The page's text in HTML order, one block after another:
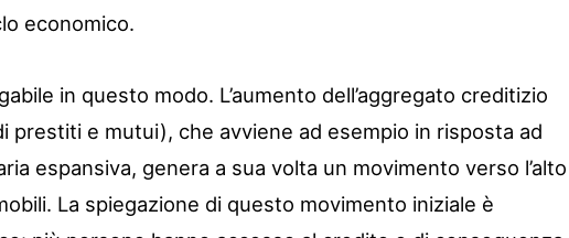
economico.
in questo modo. L’aumento dell’aggregato creditizio
prestiti e mutui), che avviene ad esempio in risposta ad
espansiva, genera a sua volta un movimento verso l’alto
La spiegazione di questo movimento iniziale è